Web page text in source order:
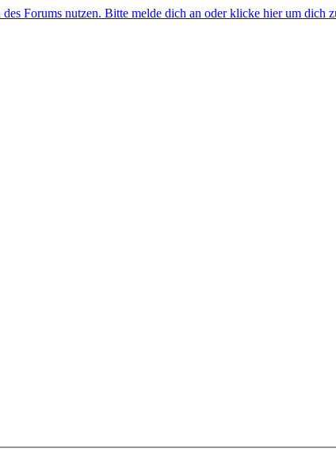
Forums nutzen. Bitte melde dich an oder klicke hier um dich